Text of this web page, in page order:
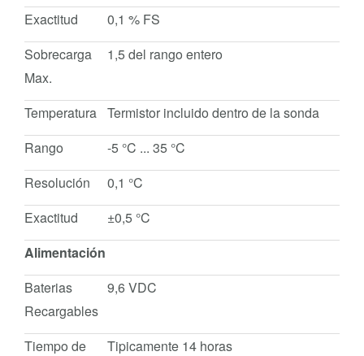
Exactitud
0,1 % FS
Sobrecarga
Max.
1,5 del rango entero
Temperatura Termistor incluido dentro de la sonda
Rango
-5 °C ... 35 °C
Resolución
0,1 °C
Exactitud
±0,5 °C
Alimentación
Baterias
Recargables
9,6 VDC
Tiempo de
Tipicamente 14 horas